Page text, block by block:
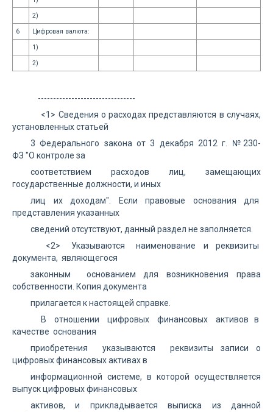
2)
6
Цифровая валюта:
1)
2)
--------------------------------
<1> Сведения о расходах представляются в случаях,
установленных статьей
3 Федерального закона от 3 декабря 2012 г. № 230-
ФЗ "О контроле за
соответствием расходов лиц, замещающих
государственные должности, и иных
лиц их доходам". Если правовые основания для
представления указанных
сведений отсутствуют, данный раздел не заполняется.
<2> Указываются наименование и реквизиты
документа, являющегося
законным основанием для возникновения права
собственности. Копия документа
прилагается к настоящей справке.
В отношении цифровых финансовых активов в
качестве основания
приобретения указываются реквизиты записи о
цифровых финансовых активах в
информационной системе, в которой осуществляется
выпуск цифровых финансовых
активов, и прикладывается выписка из данной